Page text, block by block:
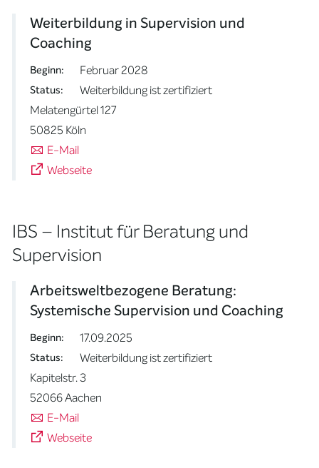
Weiterbildung in Supervision und
Coaching
Beginn: Februar 2028
Status:
Weiterbildung ist zertifiziert
Melatengürtel 127
50825 Köln
E-Mail
Webseite
IBS – Institut für Beratung und
Supervision
Arbeitsweltbezogene Beratung:
Systemische Supervision und Coaching
Beginn: 17.09.2025
Status:
Weiterbildung ist zertifiziert
Kapitelstr. 3
52066 Aachen
E-Mail
Webseite